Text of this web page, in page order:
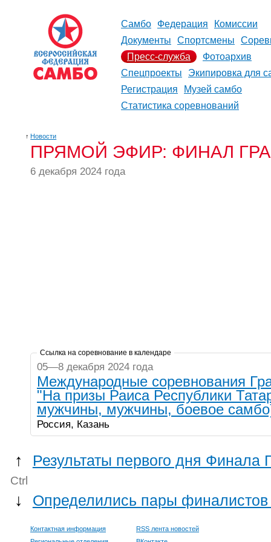
Самбо Федерация
Комиссии
Документы
Спортсмены
Пресс-служба
Фотоархив
Спецпроекты
Экипировка для
Регистрация
Музей самбо
Статистика соревнований
↑ Новости
ПРЯМОЙ ЭФИР: ФИНАЛ
6 декабря 2024 года
Ссылка на соревнование в календаре
05—8 декабря 2024 года
Международные соревнования
"На призы Раиса Республики
мужчины, мужчины, боевое
Россия, Казань
↑ Результаты первого дня Финала
Ctrl
↓ Определились пары
Контактная информация
RSS лента новостей